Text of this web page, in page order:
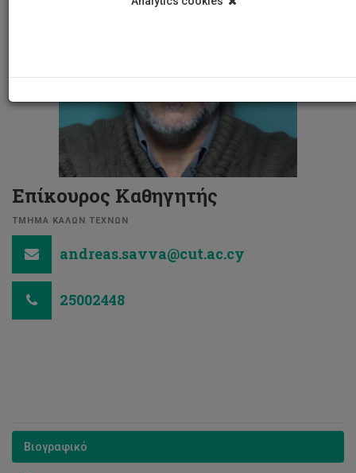
Επίκουρος Καθηγητής
ΤΜΗΜΑ ΚΑΛΩΝ ΤΕΧΝΩΝ
andreas.savva@cut.ac.cy
25002448
Βιογραφικό